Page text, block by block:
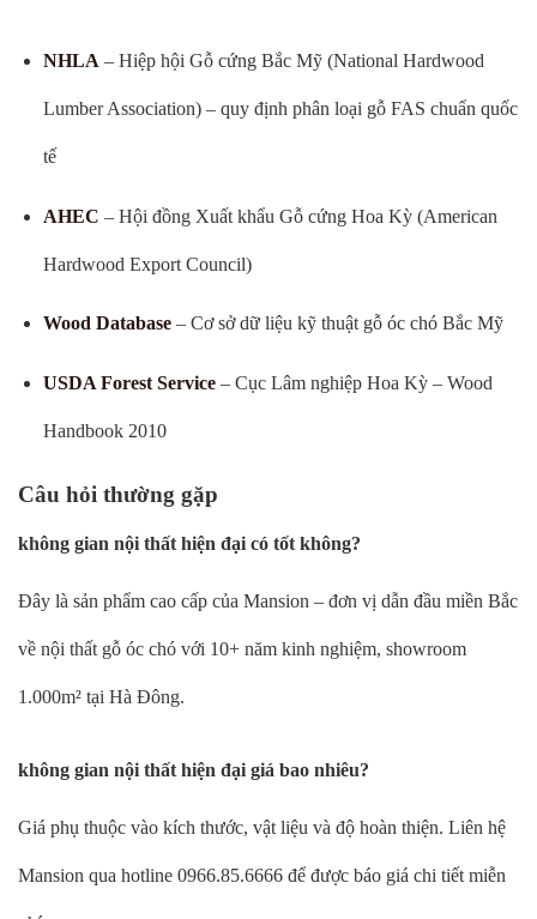
NHLA – Hiệp hội Gỗ cứng Bắc Mỹ (National Hardwood
Lumber Association) – quy định phân loại gỗ FAS chuẩn quốc
tế
AHEC – Hội đồng Xuất khẩu Gỗ cứng Hoa Kỳ (American
Hardwood Export Council)
Wood Database– Cơ sở dữ liệu kỹ thuật gỗ óc chó Bắc Mỹ
USDA Forest Service– Cục Lâm nghiệp Hoa Kỳ – Wood
Handbook 2010
Câu hỏi thường gặp
không gian nội thất hiện đại có tốt không?
Đây là sản phẩm cao cấp của Mansion – đơn vị dẫn đầu miền Bắc
về nội thất gỗ óc chó với 10+ năm kinh nghiệm, showroom
1.000m² tại Hà Đông.
không gian nội thất hiện đại giá bao nhiêu?
Giá phụ thuộc vào kích thước, vật liệu và độ hoàn thiện. Liên hệ
Mansion qua hotline 0966.85.6666 để được báo giá chi tiết miễn